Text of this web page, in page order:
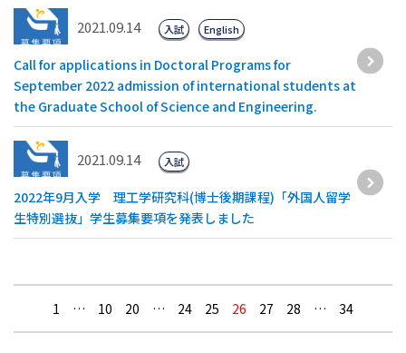
2021.09.14
Call for applications in Doctoral Programs for
September 2022 admission of international students at
the Graduate School of Science and Engineering.
入試 English
2021.09.14
2022年9月入学 理工学研究科(博士後期課程)「外国人留学
生特別選抜」学生募集要項を発表しました
入試
1 … 10 20 … 24 25 26 27 28 … 34